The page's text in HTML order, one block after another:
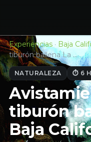
Experiencias · Baja
tiburón ballena La …
NATURALEZA ⏱ 6
tiburón
Baja